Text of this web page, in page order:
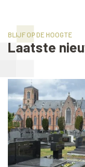
BLIJF OP DE HOOGTE
Laatste